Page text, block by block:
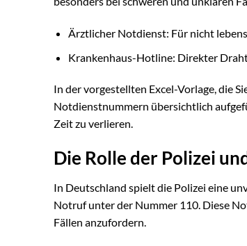
Ärztlicher Notdienst: Für nicht
Krankenhaus-Hotline: Direkter
In der vorgestellten Excel-Vorlage, die
Notdienstnummern übersichtlich
Zeit zu verlieren.
Die Rolle der Polizei
In Deutschland spielt die Polizei eine
Notruf unter der Nummer 110. Diese
Fällen anzufordern.